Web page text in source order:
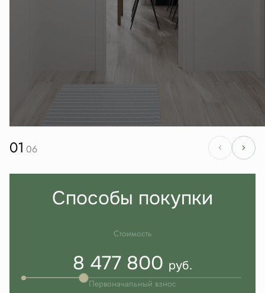
01 06
Способы покупки
Стоимость
8 477 800 руб.
Первоначальный взнос